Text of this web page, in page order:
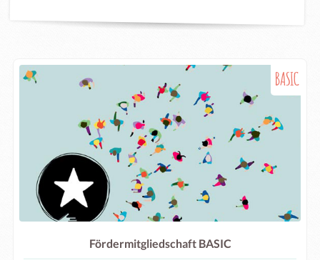
BASIC
Fördermitgliedschaft BASIC